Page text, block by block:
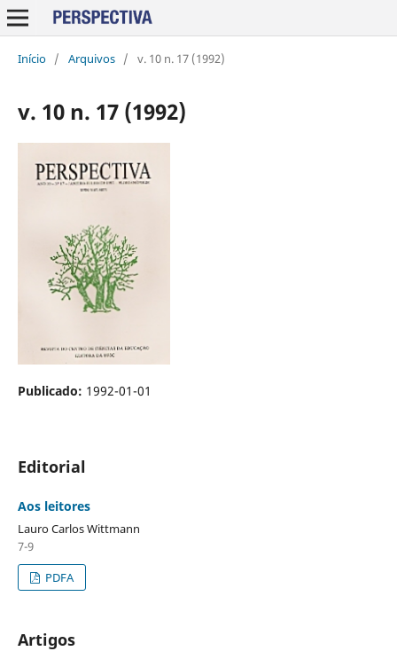
Início / Arquivos / v. 10 n. 17 (1992)
v. 10 n. 17 (1992)
Publicado: 1992-01-01
Editorial
Aos leitores
Lauro Carlos Wittmann
7-9
PDFA
Artigos